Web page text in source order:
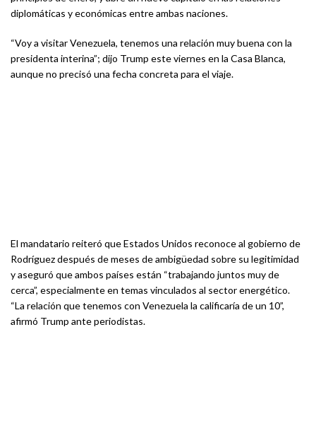
diplomáticas y económicas entre ambas naciones.
“Voy a visitar Venezuela, tenemos una relación muy buena con la
presidenta interina”; dijo Trump este viernes en la Casa Blanca,
aunque no precisó una fecha concreta para el viaje.
El mandatario reiteró que Estados Unidos reconoce al gobierno de
Rodríguez después de meses de ambigüedad sobre su legitimidad
y aseguró que ambos países están “trabajando juntos muy de
cerca”, especialmente en temas vinculados al sector energético.
“La relación que tenemos con Venezuela la calificaría de un 10”,
afirmó Trump ante periodistas.